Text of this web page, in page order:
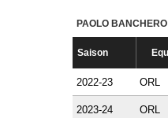
PAOLO BANCHERO
Saison
2022-23 ORL
2023-24 ORL